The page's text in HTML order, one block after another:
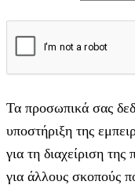
Τα προσωπικά σας
υποστήριξη της
για τη διαχείριση
για άλλους σκοπούς